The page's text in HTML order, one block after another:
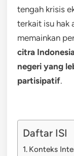
tengah krisis
terkait isu hak
memainkan
citra
negeri yang
partisipatif.
Daftar ISI
Konteks